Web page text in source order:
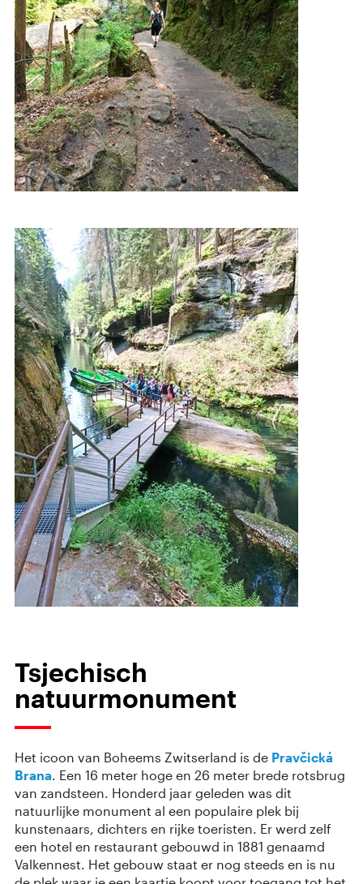
Tsjechisch
natuurmonument
Het icoon van Boheems Zwitserland is de Pravčická
Brana. Een 16 meter hoge en 26 meter brede rotsbrug
van zandsteen. Honderd jaar geleden was dit
natuurlijke monument al een populaire plek bij
kunstenaars, dichters en rijke toeristen. Er werd zelf
een hotel en restaurant gebouwd in 1881 genaamd
Valkennest. Het gebouw staat er nog steeds en is nu